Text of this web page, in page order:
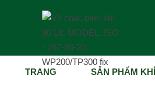
TRANG SẢN PHẨM